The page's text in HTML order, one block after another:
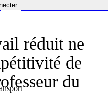
réduit ne
de
du